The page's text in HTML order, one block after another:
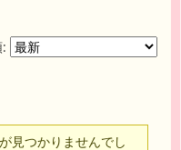
見つかりませんでし